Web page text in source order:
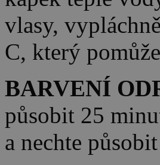
vlasy,
C, který
BARVENÍ
působit 25
a nechte